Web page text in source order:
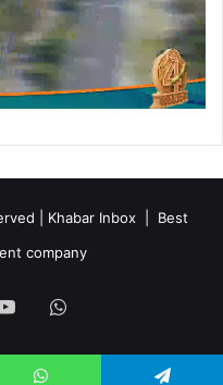
| Khabar Inbox | Best
company
YouTubeWhatsApp